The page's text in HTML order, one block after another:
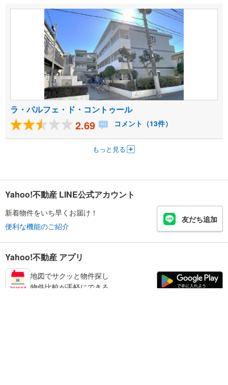
ラ・パルフェ・ド・コントゥール
2.69 コメント（13件）
もっと見る
Yahoo!不動産 LINE公式アカウント
新着物件をいち早くお届け！
便利な機能のご紹介
友だち追加
Yahoo!不動産 アプリ
地図でサクッと物件探し
物件比較が手軽にできる